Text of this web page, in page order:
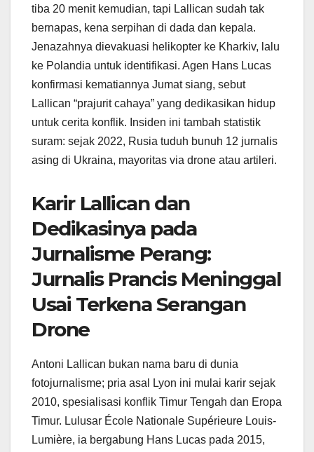
tiba 20 menit kemudian, tapi Lallican sudah tak
bernapas, kena serpihan di dada dan kepala.
Jenazahnya dievakuasi helikopter ke Kharkiv, lalu
ke Polandia untuk identifikasi. Agen Hans Lucas
konfirmasi kematiannya Jumat siang, sebut
Lallican “prajurit cahaya” yang dedikasikan hidup
untuk cerita konflik. Insiden ini tambah statistik
suram: sejak 2022, Rusia tuduh bunuh 12 jurnalis
asing di Ukraina, mayoritas via drone atau artileri.
Karir Lallican dan
Dedikasinya pada
Jurnalisme Perang:
Jurnalis Prancis Meninggal
Usai Terkena Serangan
Drone
Antoni Lallican bukan nama baru di dunia
fotojurnalisme; pria asal Lyon ini mulai karir sejak
2010, spesialisasi konflik Timur Tengah dan Eropa
Timur. Lulusar École Nationale Supérieure Louis-
Lumière, ia bergabung Hans Lucas pada 2015,